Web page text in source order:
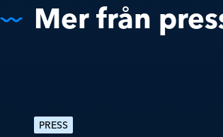
Mer från
PRESS